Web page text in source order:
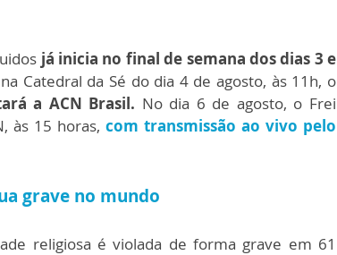
já inicia no final de semana dos dias 3 e
Catedral da Sé do dia 4 de agosto, às 11h, o
a ACN Brasil. No dia 6 de agosto, o Frei
às 15 horas, com transmissão ao vivo pelo
grave no mundo
religiosa é violada de forma grave em 61